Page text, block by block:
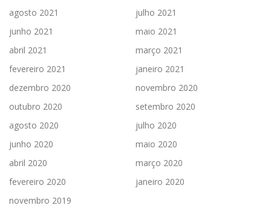
agosto 2021
julho 2021
junho 2021
maio 2021
abril 2021
março 2021
fevereiro 2021
janeiro 2021
dezembro 2020
novembro 2020
outubro 2020
setembro 2020
agosto 2020
julho 2020
junho 2020
maio 2020
abril 2020
março 2020
fevereiro 2020
janeiro 2020
novembro 2019